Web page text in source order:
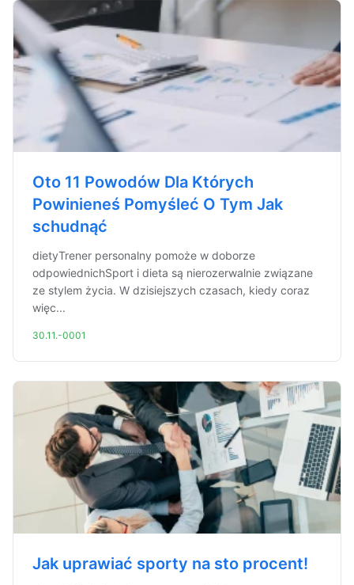
Oto 11 Powodów Dla Których
Powinieneś Pomyśleć O Tym Jak
schudnąć
dietyTrener personalny pomoże w doborze
odpowiednichSport i dieta są nierozerwalnie związane
ze stylem życia. W dzisiejszych czasach, kiedy coraz
więc...
30.11.-0001
Jak uprawiać sporty na sto procent!